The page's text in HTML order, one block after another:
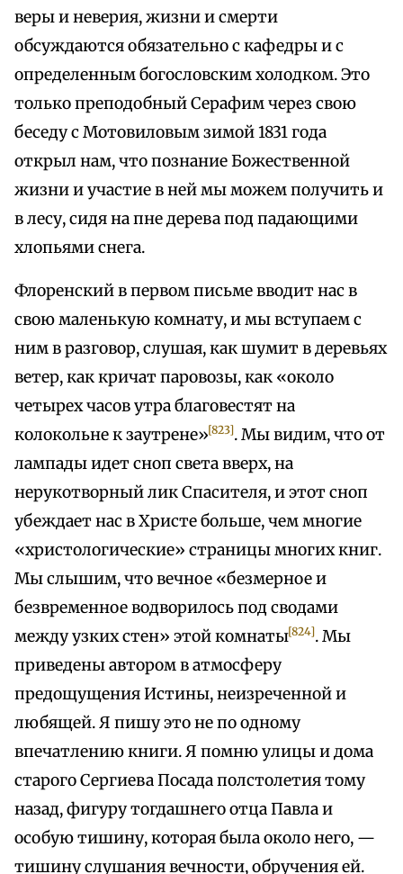
веры и неверия, жизни и смерти
обсуждаются обязательно с кафедры и с
определенным богословским холодком. Это
только преподобный Серафим через свою
беседу с Мотовиловым зимой 1831 года
открыл нам, что познание Божественной
жизни и участие в ней мы можем получить и
в лесу, сидя на пне дерева под падающими
хлопьями снега.
Флоренский в первом письме вводит нас в
свою маленькую комнату, и мы вступаем с
ним в разговор, слушая, как шумит в деревьях
ветер, как кричат паровозы, как «около
четырех часов утра благовестят на
колокольне к заутрене»[823]. Мы видим, что от
лампады идет сноп света вверх, на
нерукотворный лик Спасителя, и этот сноп
убеждает нас в Христе больше, чем многие
«христологические» страницы многих книг.
Мы слышим, что вечное «безмерное и
безвременное водворилось под сводами
между узких стен» этой комнаты[824]. Мы
приведены автором в атмосферу
предощущения Истины, неизреченной и
любящей. Я пишу это не по одному
впечатлению книги. Я помню улицы и дома
старого Сергиева Посада полстолетия тому
назад, фигуру тогдашнего отца Павла и
особую тишину, которая была около него, —
тишину слушания вечности, обручения ей.